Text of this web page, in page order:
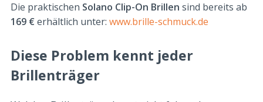
Die praktischen Solano Clip-On Brillen sind bereits ab
169 €erhältlich unter: www.brille-schmuck.de
Diese Problem kennt jeder
Brillenträger